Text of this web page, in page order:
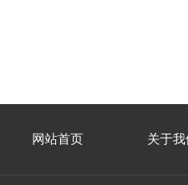
网站首页 关于我